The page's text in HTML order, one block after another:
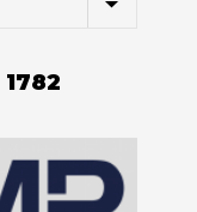
1782